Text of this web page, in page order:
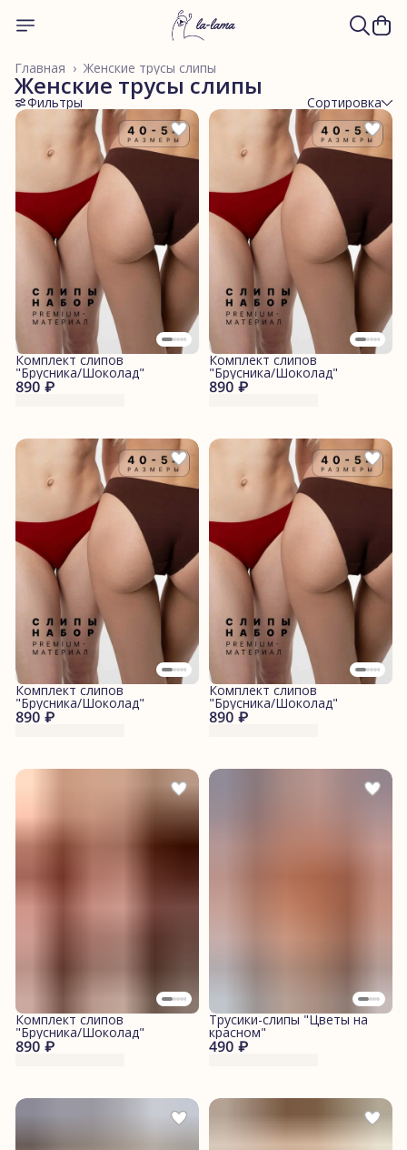
Женские трусы слипы
Главная ›
Женские трусы слипы
Фильтры Сортировка
890 ₽
Комплект слипов
"Брусника/Шоколад"
890 ₽
Комплект слипов
"Брусника/Шоколад"
890 ₽
Комплект слипов
"Брусника/Шоколад"
890 ₽
Комплект слипов
"Брусника/Шоколад"
890 ₽
Комплект слипов
"Брусника/Шоколад"
490 ₽
Трусики-слипы "Цветы на
красном"